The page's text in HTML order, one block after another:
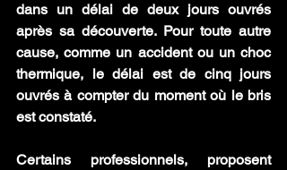
dans un délai de deux jours ouvrés
après sa découverte. Pour toute autre
cause, comme un accident ou un choc
thermique, le délai est de cinq jours
ouvrés à compter du moment où le bris
est constaté.
Certains professionnels, proposent